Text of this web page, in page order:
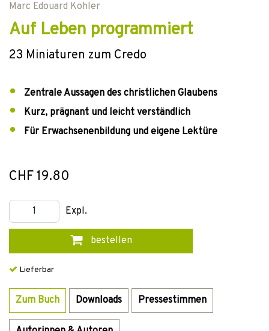
Marc Edouard Kohler
Auf Leben programmiert
23 Miniaturen zum Credo
Zentrale Aussagen des christlichen Glaubens
Kurz, prägnant und leicht verständlich
Für Erwachsenenbildung und eigene Lektüre
CHF 19.80
Expl.
bestellen
Lieferbar
Zum Buch Downloads Pressestimmen